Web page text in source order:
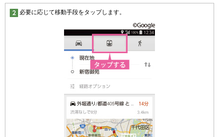
必要に応じて移動手段をタップします。